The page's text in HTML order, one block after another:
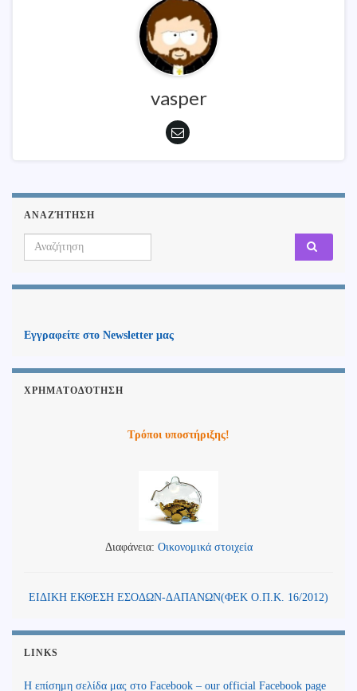
vasper
ΑΝΑΖΉΤΗΣΗ
Search for:
Εγγραφείτε στο Newsletter μας
ΧΡΗΜΑΤΟΔΌΤΗΣΗ
Τρόποι υποστήριξης!
Διαφάνεια: Οικονομικά στοιχεία
ΕΙΔΙΚΗ ΕΚΘΕΣΗ ΕΣΟΔΩΝ-ΔΑΠΑΝΩΝ(ΦΕΚ Ο.Π.Κ. 16/2012)
LINKS
Η επίσημη σελίδα μας στο Facebook – our official Facebook page